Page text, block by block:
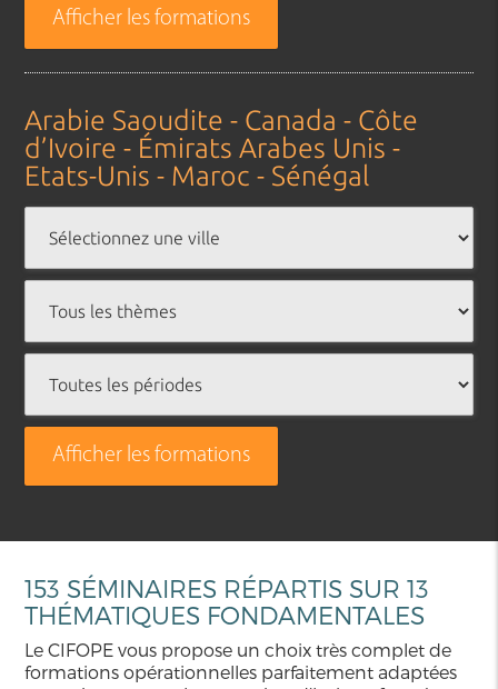
Afficher les formations
Arabie Saoudite - Canada - Côte
d’Ivoire - Émirats Arabes Unis -
Etats-Unis - Maroc - Sénégal
Afficher les formations
153 SÉMINAIRES RÉPARTIS SUR 13
THÉMATIQUES FONDAMENTALES
Le CIFOPE vous propose un choix très complet de
formations opérationnelles parfaitement adaptées